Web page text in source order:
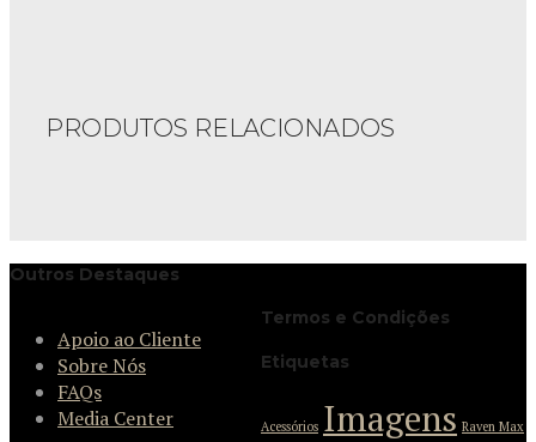
PRODUTOS RELACIONADOS
Outros Destaques
Apoio ao Cliente
Sobre Nós
FAQs
Media Center
Termos e Condições
Etiquetas
Acessórios Imagens Raven Max